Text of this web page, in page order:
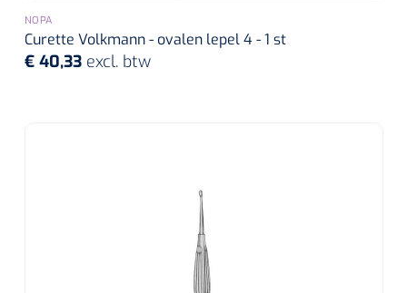
NOPA
Curette Volkmann - ovalen lepel 4 - 1 st
€ 40,33 excl. btw